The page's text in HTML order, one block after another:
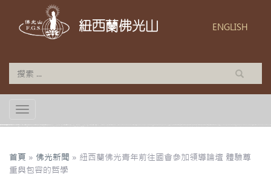
紐西蘭佛光山 ENGLISH
TOGGLE NAVIGATION
首頁 » 佛光新聞 » 紐西蘭佛光青年前往國會參加領導論壇 體驗尊
重與包容的哲學